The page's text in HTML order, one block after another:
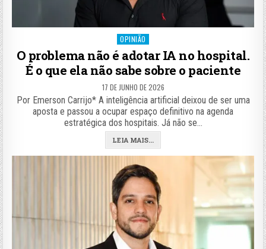
Posted
in
OPINIÃO
O problema não é adotar IA no hospital.
É o que ela não sabe sobre o paciente
17 DE JUNHO DE 2026
Por Emerson Carrijo* A inteligência artificial deixou de ser uma
aposta e passou a ocupar espaço definitivo na agenda
estratégica dos hospitais. Já não se…
LEIA MAIS...